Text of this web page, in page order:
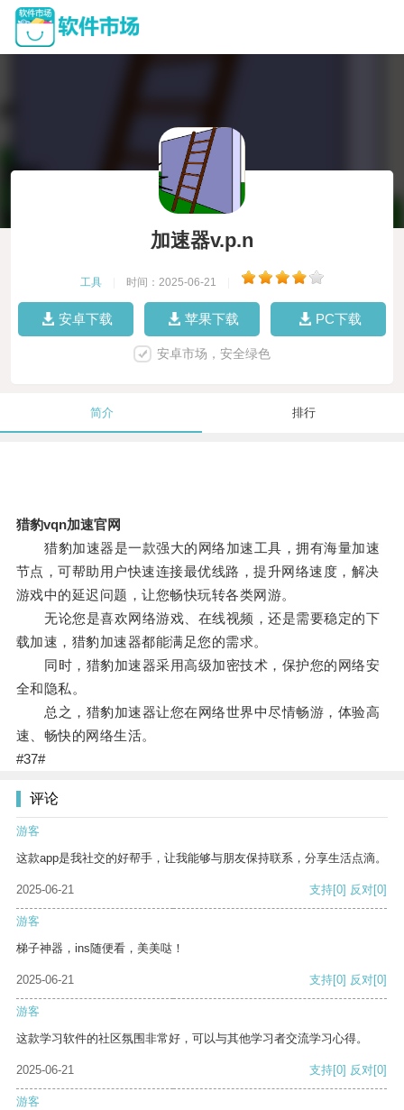
加速器v.p.n
工具 时间：2025-06-21
安卓下载 苹果下载 PC下载
安卓市场，安全绿色
简介 排行
猎豹vqn加速官网
猎豹加速器是一款强大的网络加速工具，拥有海量加速
节点，可帮助用户快速连接最优线路，提升网络速度，解决
游戏中的延迟问题，让您畅快玩转各类网游。
无论您是喜欢网络游戏、在线视频，还是需要稳定的下
载加速，猎豹加速器都能满足您的需求。
同时，猎豹加速器采用高级加密技术，保护您的网络安
全和隐私。
总之，猎豹加速器让您在网络世界中尽情畅游，体验高
速、畅快的网络生活。
#37#
评论
游客
这款app是我社交的好帮手，让我能够与朋友保持联系，分享生活点滴。
2025-06-21 支持[0] 反对[0]
游客
梯子神器，ins随便看，美美哒！
2025-06-21 支持[0] 反对[0]
游客
这款学习软件的社区氛围非常好，可以与其他学习者交流学习心得。
2025-06-21 支持[0] 反对[0]
游客